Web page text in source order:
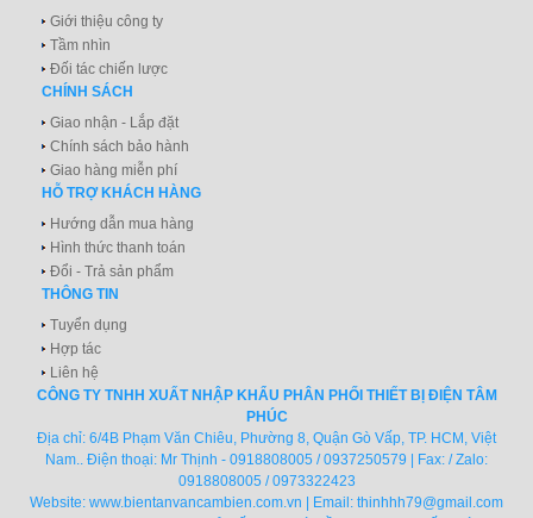
Giới thiệu công ty
Tầm nhìn
Đối tác chiến lược
CHÍNH SÁCH
Giao nhận - Lắp đặt
Chính sách bảo hành
Giao hàng miễn phí
HỖ TRỢ KHÁCH HÀNG
Hướng dẫn mua hàng
Hình thức thanh toán
Đổi - Trả sản phẩm
THÔNG TIN
Tuyển dụng
Hợp tác
Liên hệ
CÔNG TY TNHH XUẤT NHẬP KHẨU PHÂN PHỐI THIẾT BỊ ĐIỆN TÂM
PHÚC
Địa chỉ: 6/4B Phạm Văn Chiêu, Phường 8, Quận Gò Vấp, TP. HCM, Việt
Nam.. Điện thoại: Mr Thịnh - 0918808005 / 0937250579 | Fax: / Zalo:
0918808005 / 0973322423
Website: www.bientanvancambien.com.vn | Email: thinhhh79@gmail.com